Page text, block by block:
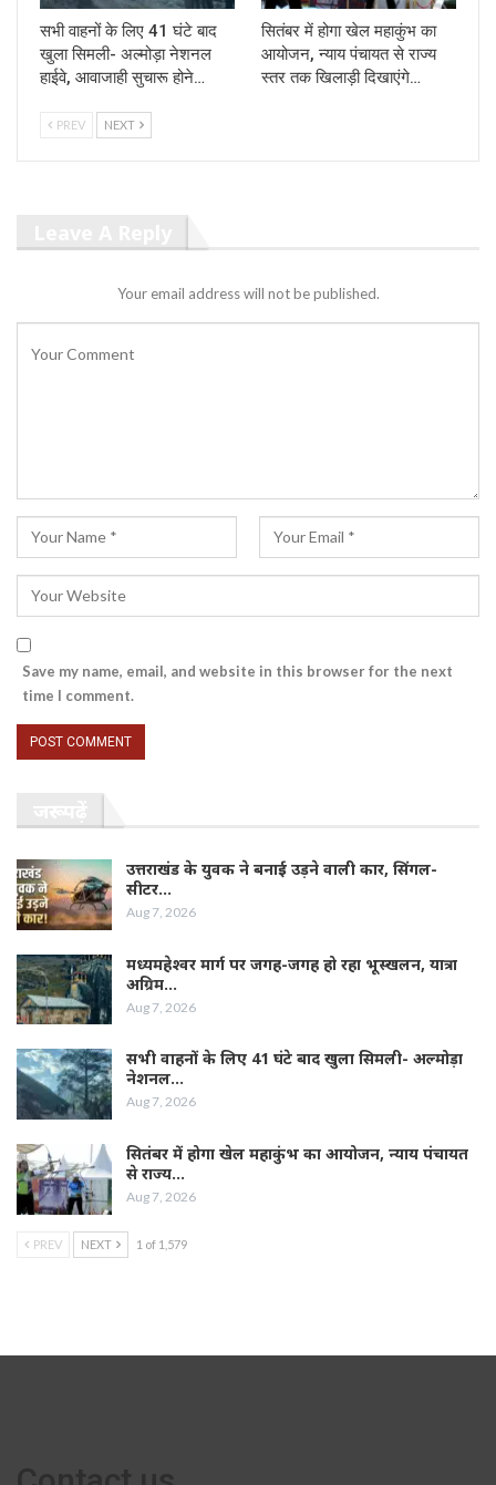
सभी वाहनों के लिए 41 घंटे बाद
खुला सिमली- अल्मोड़ा नेशनल
हाईवे, आवाजाही सुचारू होने…
सितंबर में होगा खेल महाकुंभ का
आयोजन, न्याय पंचायत से राज्य
स्तर तक खिलाड़ी दिखाएंगे…
PREV NEXT
Your email address will not be published.
Save my name, email, and website in this browser for the next
time I comment.
उत्तराखंड के युवक ने बनाई उड़ने वाली कार, सिंगल-
सीटर…
Aug 7, 2026
मध्यमहेश्वर मार्ग पर जगह-जगह हो रहा भूस्खलन, यात्रा
अग्रिम…
Aug 7, 2026
सभी वाहनों के लिए 41 घंटे बाद खुला सिमली- अल्मोड़ा
नेशनल…
Aug 7, 2026
सितंबर में होगा खेल महाकुंभ का आयोजन, न्याय पंचायत
से राज्य…
Aug 7, 2026
PREV NEXT 1 of 1,579